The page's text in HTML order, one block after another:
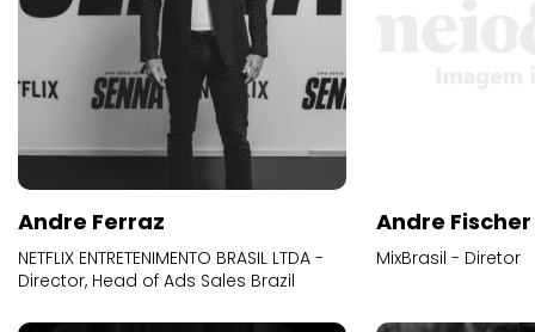
Andre Ferraz
NETFLIX ENTRETENIMENTO BRASIL LTDA -
Director, Head of Ads Sales Brazil
Andre Fischer
MixBrasil - Diretor